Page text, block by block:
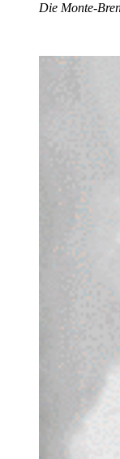
Die Monte-